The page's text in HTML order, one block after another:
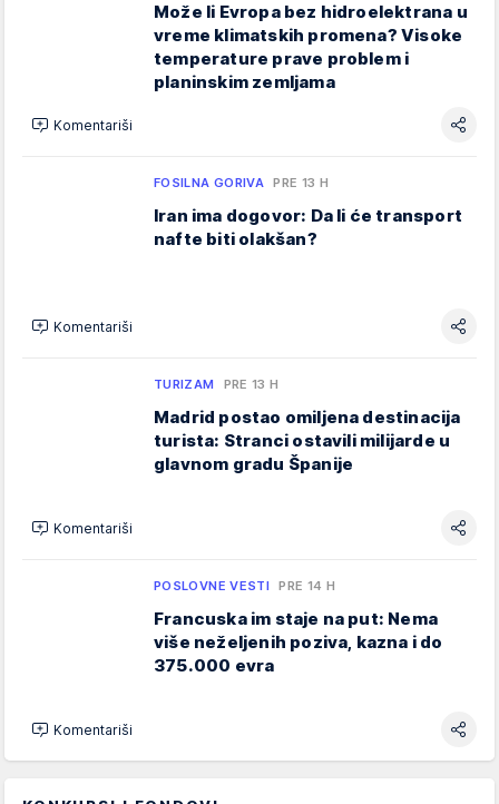
Može li Evropa bez hidroelektrana u
vreme klimatskih promena? Visoke
temperature prave problem i
planinskim zemljama
Komentariši
FOSILNA GORIVA PRE 13 H
Iran ima dogovor: Da li će transport
nafte biti olakšan?
Komentariši
TURIZAM PRE 13 H
Madrid postao omiljena destinacija
turista: Stranci ostavili milijarde u
glavnom gradu Španije
Komentariši
POSLOVNE VESTI PRE 14 H
Francuska im staje na put: Nema
više neželjenih poziva, kazna i do
375.000 evra
Komentariši